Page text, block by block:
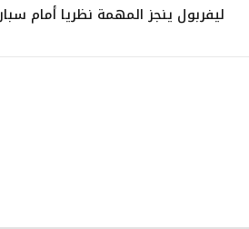
ليفربول ينجز المهمة نظريا أمام